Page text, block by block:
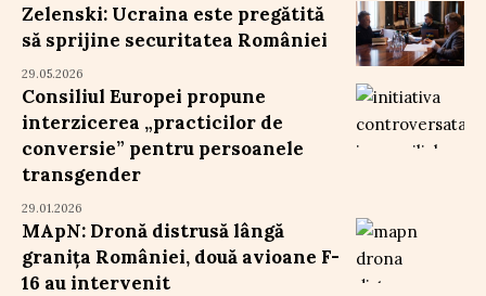
Zelenski: Ucraina este pregătită
să sprijine securitatea României
29.05.2026
Consiliul Europei propune
interzicerea „practicilor de
conversie” pentru persoanele
transgender
29.01.2026
MApN: Dronă distrusă lângă
granița României, două avioane F-
16 au intervenit